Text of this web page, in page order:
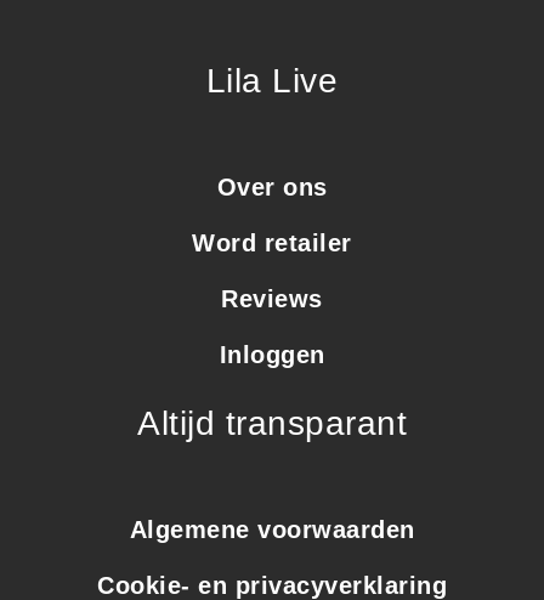
Lila Live
Over ons
Word retailer
Reviews
Inloggen
Altijd transparant
Algemene voorwaarden
Cookie- en privacyverklaring